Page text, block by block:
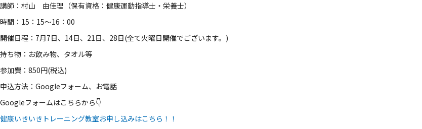
講師：村山 由佳理（保有資格：健康運動指導士・栄養士）
時間：15：15〜16：00
開催日程：7月7日、14日、21日、28日(全て火曜日開催でございます。)
持ち物：お飲み物、タオル等
参加費：850円(税込)
申込方法：Googleフォーム、お電話
Googleフォームはこちらから👇
健康いきいきトレーニング教室お申し込みはこちら！！